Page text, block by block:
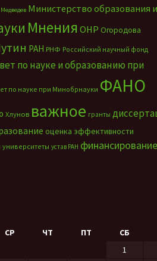
Медведев Министерство образования и
Мнения ОНР Огородова
РАН РНФ Российский научный фонд
по науке и образованию при
по науке при Минобрнауки ФАНО
Хлунов важное гранты
оценка эффективности
университеты устав РАН финансирование
СР ЧТ ПТ СБ
1